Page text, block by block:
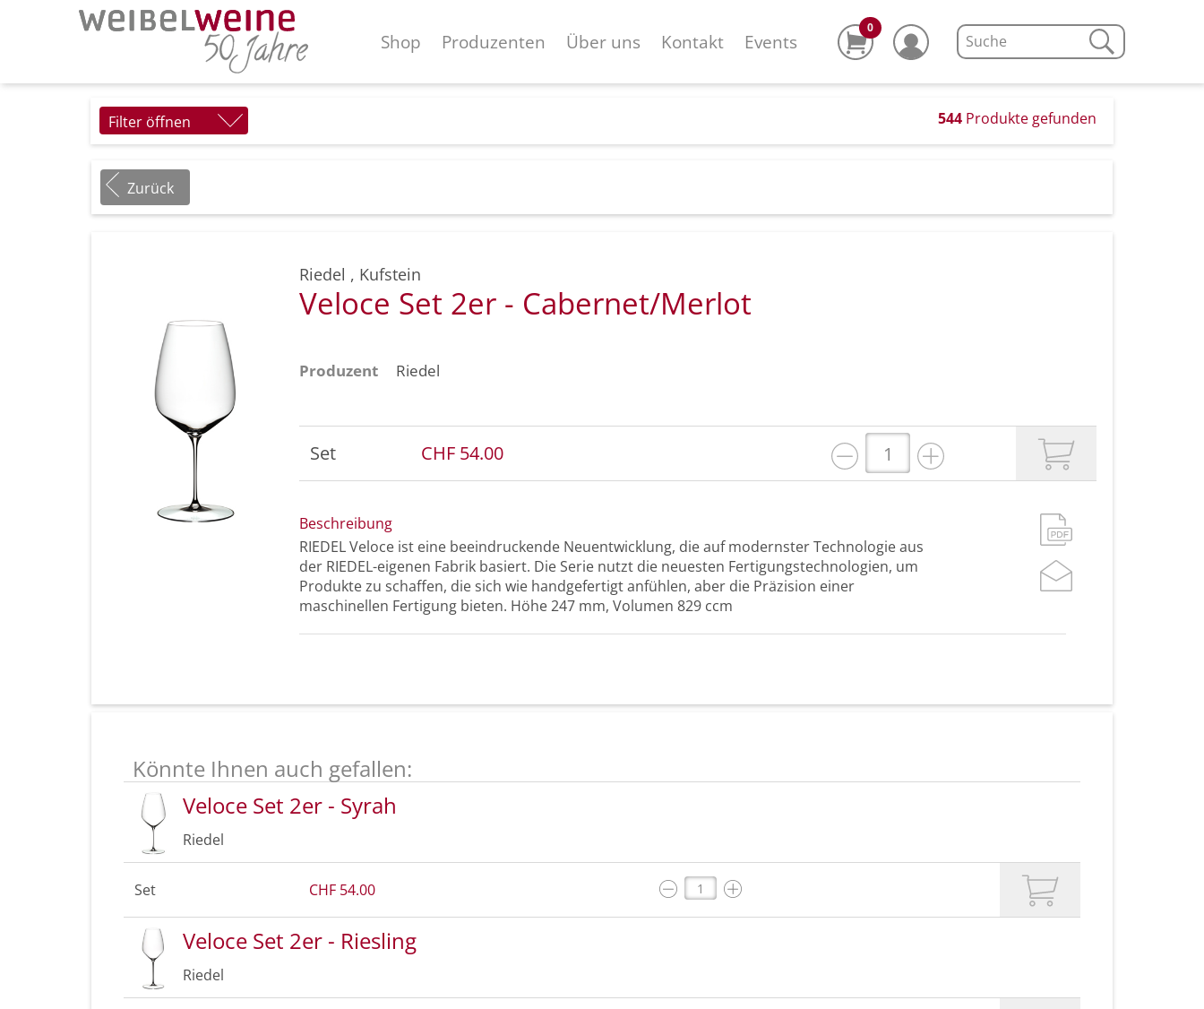
Shop Produzenten Über uns Kontakt Events
0
Filter öffnen 544 Produkte gefunden
Zurück
Riedel , Kufstein
Veloce Set 2er - Cabernet/Merlot
Produzent Riedel
Set CHF 54.00
Beschreibung
RIEDEL Veloce ist eine beeindruckende Neuentwicklung, die auf modernster Technologie aus
der RIEDEL-eigenen Fabrik basiert. Die Serie nutzt die neuesten Fertigungstechnologien, um
Produkte zu schaffen, die sich wie handgefertigt anfühlen, aber die Präzision einer
maschinellen Fertigung bieten. Höhe 247 mm, Volumen 829 ccm
Könnte Ihnen auch gefallen:
Veloce Set 2er - Syrah
Riedel
Set CHF 54.00
Veloce Set 2er - Riesling
Riedel